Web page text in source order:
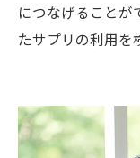
につなげることが
たサプリの利用を